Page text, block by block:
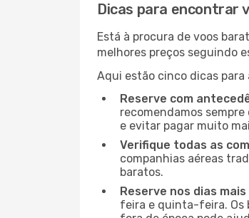
Dicas para encontrar
Está à procura de voos
melhores preços seguindo
Aqui estão cinco dicas para
Reserve com
recomendamos
e evitar pagar muito
Verifique todas as
companhias aéreas
baratos.
Reserve nos dias
feira e quinta-feira. Os